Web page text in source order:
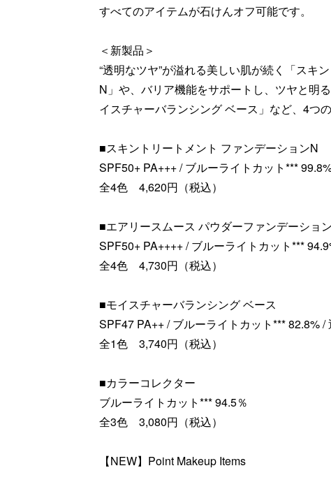
すべてのアイテムが石けんオフ可能です。
＜新製品＞
“透明なツヤ”が溢れる美しい肌が続く「スキ
N」や、バリア機能をサポートし、ツヤと明
イスチャーバランシング ベース」など、4つ
■スキントリートメント ファンデーションN
SPF50+ PA+++ / ブルーライトカット***
全4色 4,620円（税込）
■エアリースムース パウダーファンデーション
SPF50+ PA++++ / ブルーライトカット***
全4色 4,730円（税込）
■モイスチャーバランシング ベース
SPF47 PA++ / ブルーライトカット*** 82.8% /
全1色 3,740円（税込）
■カラーコレクター
ブルーライトカット*** 94.5％
全3色 3,080円（税込）
【NEW】Point Makeup Items